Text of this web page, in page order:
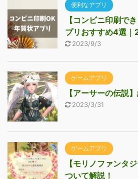
便利なアプリ
【コンビニ印刷で
プリおすすめ4選
2023/9/3
ゲームアプリ
【アーサーの伝説
2023/3/31
ゲームアプリ
【モリノファンタ
ついて解説！